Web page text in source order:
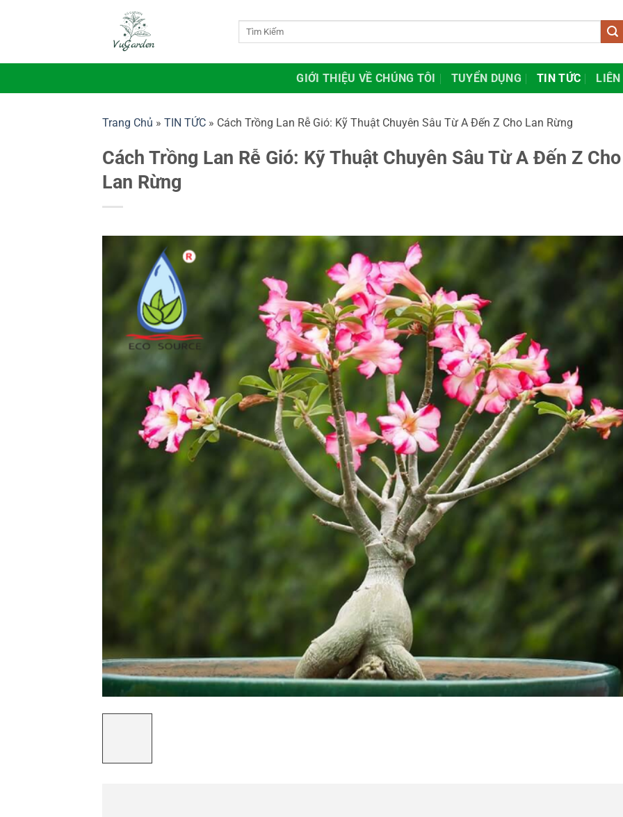
dung
GIỚI THIỆU VỀ CHÚNG TÔI TUYỂN DỤNG TIN TỨC LIÊN
Trang Chủ » TIN TỨC » Cách Trồng Lan Rễ Gió: Kỹ Thuật Chuyên Sâu Từ A Đến Z Cho Lan Rừng
Cách Trồng Lan Rễ Gió: Kỹ Thuật Chuyên Sâu Từ A Đến Z Cho
Lan Rừng